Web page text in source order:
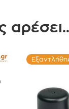
αρέσει..